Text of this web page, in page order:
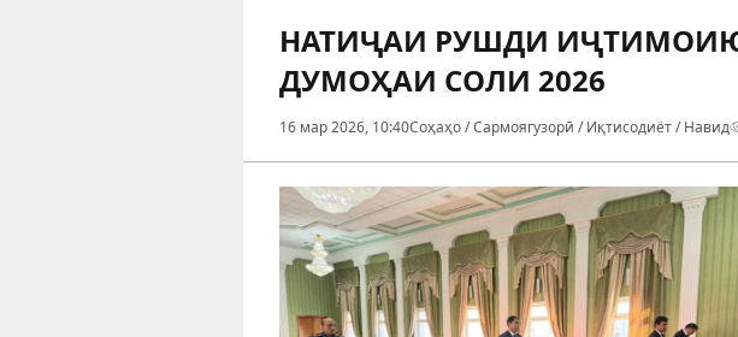
НАТИҶАИ РУШДИ
ДУМОҲАИ СОЛИ 2026
16 мар 2026, 10:40Соҳаҳо / Сармоягузорӣ / Иқтисодиёт / Навид